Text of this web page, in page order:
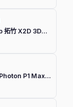
Bambu Lab 拓竹 X2D 3D打印机
Anycubic Photon P1 Max 旗舰光固化3D打印机